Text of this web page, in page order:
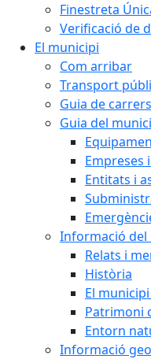
Finestreta
Verificació de
El municipi
Com arribar
Transport
Guia de
Guia del
Empreses
Entitats i
Informació del
Relats i
Història
El
Patrimoni
Entorn
Informació